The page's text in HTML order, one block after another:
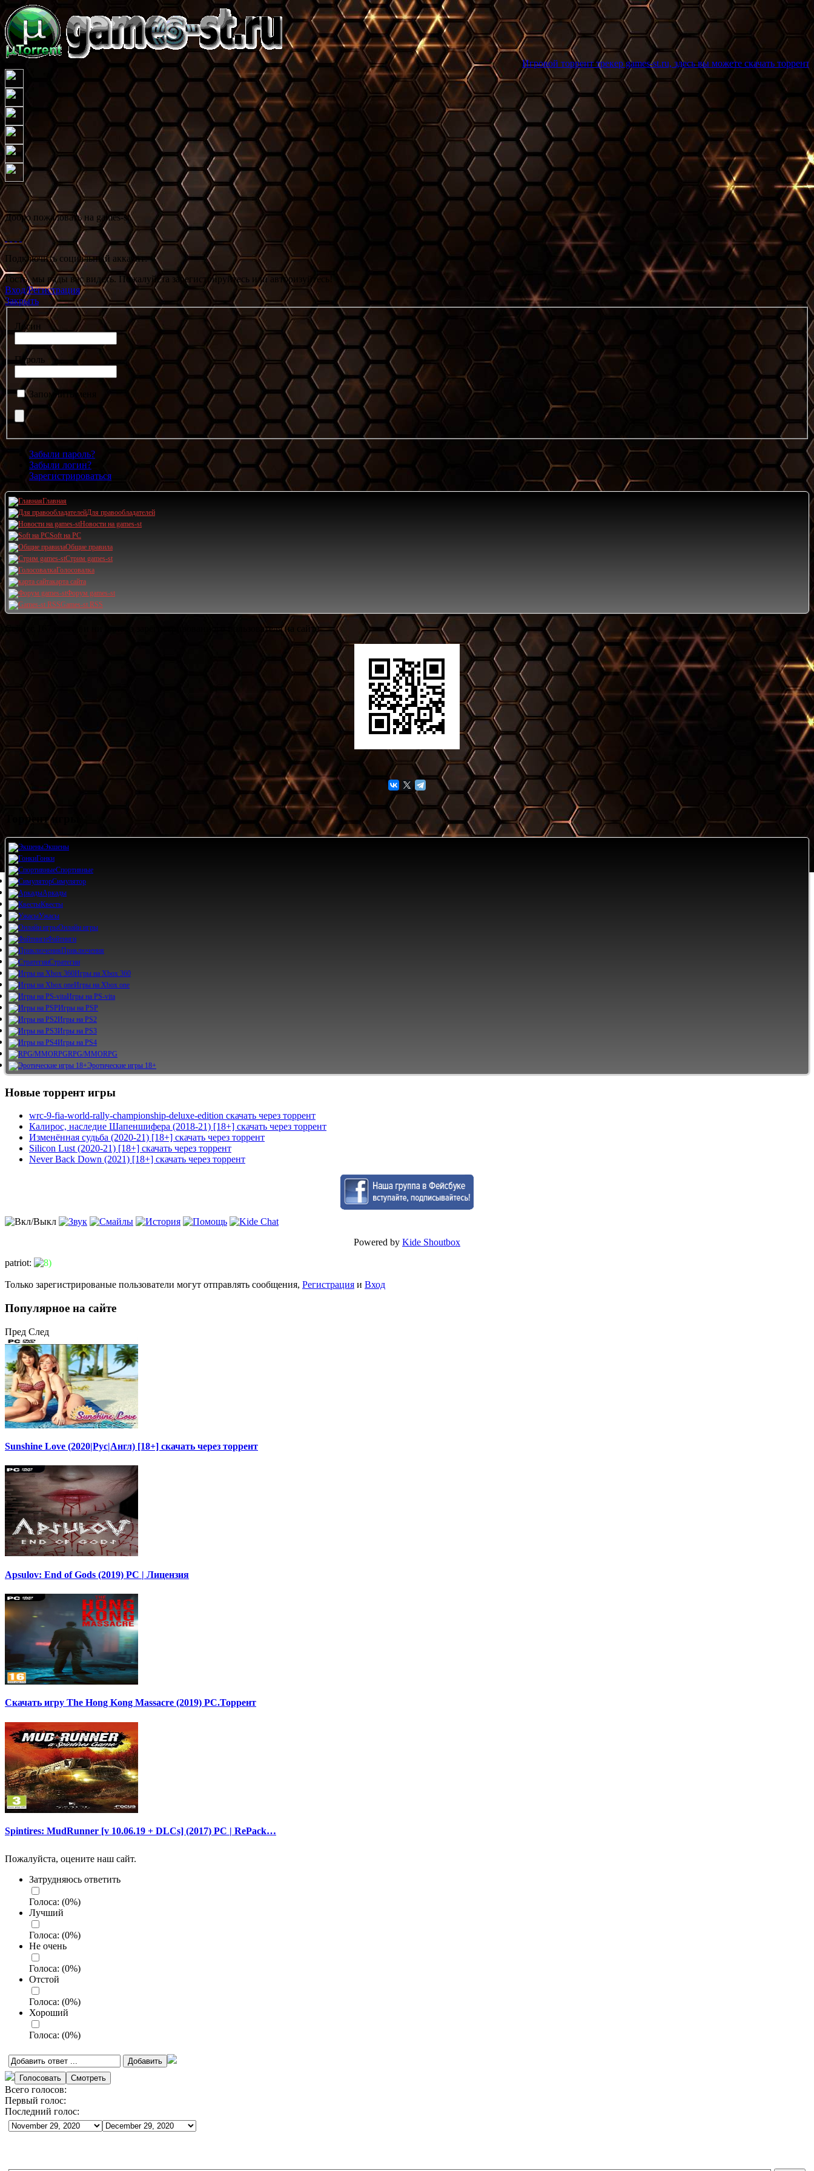
Игровой торрент трекер games-st.ru, здесь вы можете скачать торрент игры
Добро пожаловать на games-st.
Подключить социальный аккаунт:
Гость, мы рады вас видеть. Пожалуйста зарегистрируйтесь или авторизуйтесь!
Вход/Регистрация
Закрыть
Логин
Пароль
Запомнить меня
Забыли пароль?
Забыли логин?
Зарегистрироваться
Главная
Для правообладателей
Новости на games-st
Soft на PC
Общие правила
Стрим games-st
Голосовалка
карта сайта
Форум games-st
Games-st RSS
Сейчас 167 гостей и ни одного зарегистрированного пользователя на сайте
Торрент игры
Экшены
Гонки
Спортивные
Симулятор
Аркады
Квесты
Ужасы
Онлайн игры
Файтинги
Приключения
Стратегии
Игры на Xbox 360
Игры на Xbox one
Игры на PS-vita
Игры на PSP
Игры на PS2
Игры на PS3
Игры на PS4
RPG/MMORPG
Эротические игры 18+
Новые торрент игры
wrc-9-fia-world-rally-championship-deluxe-edition скачать через торрент
Калирос, наследие Шапеншифера (2018-21) [18+] скачать через торрент
Изменённая судьба (2020-21) [18+] скачать через торрент
Silicon Lust (2020-21) [18+] скачать через торрент
Never Back Down (2021) [18+] скачать через торрент
Powered by Kide Shoutbox
patriot:
Только зарегистрированые пользователи могут отправлять сообщения, Регистрация и Вход
Популярное на сайте
Пред След
Sunshine Love (2020|Рус|Англ) [18+] скачать через торрент
Apsulov: End of Gods (2019) PC | Лицензия
Скачать игру The Hong Kong Massacre (2019) PC.Торрент
Spintires: MudRunner [v 10.06.19 + DLCs] (2017) PC | RePack…
Пожалуйста, оцените наш сайт.
Затрудняюсь ответить
Голоса: (0%)
Лучший
Голоса: (0%)
Не очень
Голоса: (0%)
Отстой
Голоса: (0%)
Хороший
Голоса: (0%)
Всего голосов:
Первый голос:
Последний голос: